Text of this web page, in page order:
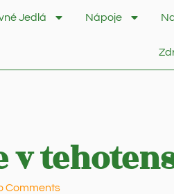
Jedlá Nápoje
v
Comments